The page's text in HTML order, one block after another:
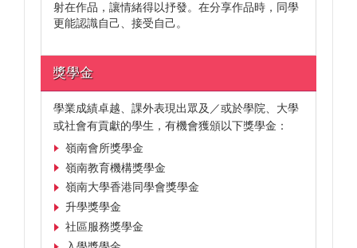
射在作品，讓情緒得以抒發。在分享作品時，同學
更能認識自己、接受自己。
獎學金
學業成績卓越、課外表現出眾及／或於學院、大學
或社會有貢獻的學生，有機會獲頒以下獎學金：
嶺南會所獎學金
嶺南教育機構獎學金
嶺南大學香港同學會獎學金
升學獎學金
社區服務獎學金